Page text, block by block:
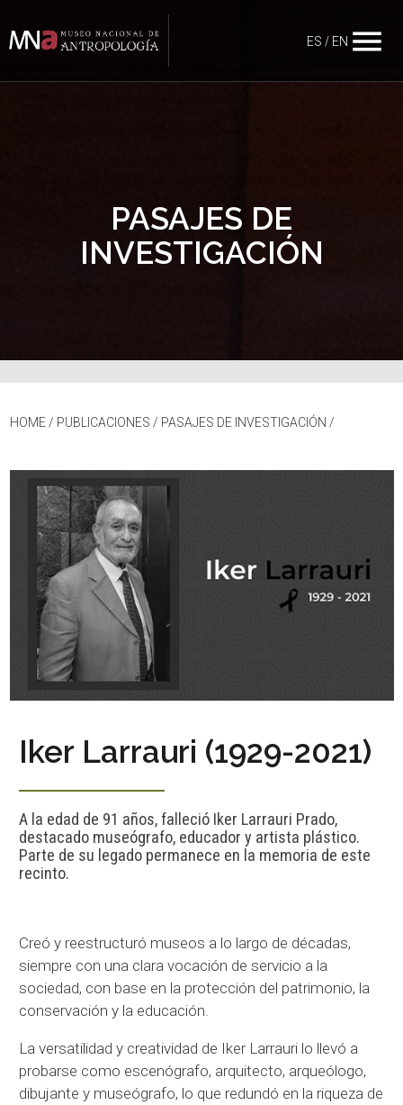
ES / EN menu
PASAJES DE
INVESTIGACIÓN
HOME/ PUBLICACIONES / PASAJES DE INVESTIGACIÓN /
Iker Larrauri (1929-2021)
A la edad de 91 años, falleció Iker Larrauri Prado,
destacado museógrafo, educador y artista plástico.
Parte de su legado permanece en la memoria de este
recinto.
Creó y reestructuró museos a lo largo de décadas,
siempre con una clara vocación de servicio a la
sociedad, con base en la protección del patrimonio, la
conservación y la educación.
La versatilidad y creatividad de Iker Larrauri lo llevó a
probarse como escenógrafo, arquitecto, arqueólogo,
dibujante y museógrafo, lo que redundó en la riqueza de